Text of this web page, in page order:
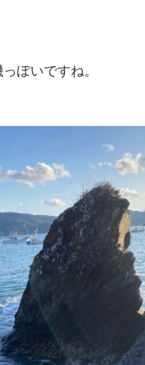
ぽいですね。